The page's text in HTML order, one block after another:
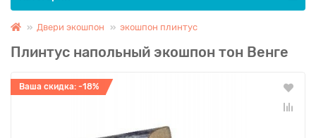
Двери экошпон экошпон плинтус
Плинтус напольный экошпон тон Венге
Ваша скидка: -18%